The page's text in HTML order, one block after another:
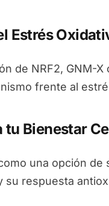
Estrés
de NRF2, GNM-
frente al
tu Bienestar
una opción
su respuesta